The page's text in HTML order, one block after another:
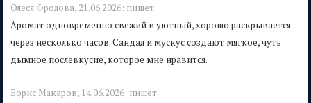
Олеся Фролова, 21.06.2026: пишет
Аромат одновременно свежий и уютный, хорошо раскрывается
через несколько часов. Сандал и мускус создают мягкое, чуть
дымное послевкусие, которое мне нравится.
Борис Макаров, 14.06.2026: пишет